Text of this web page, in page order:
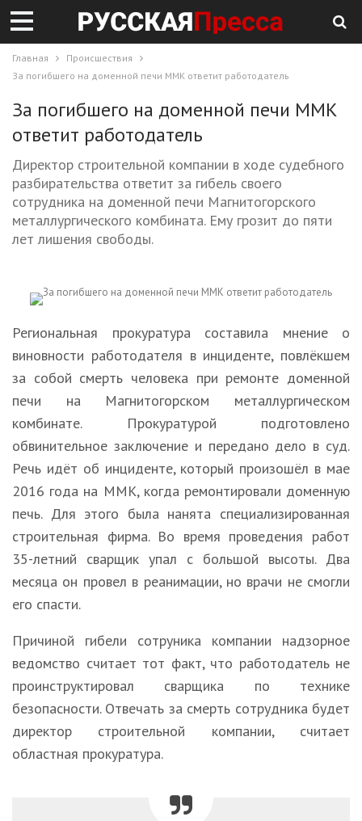
Главная
Происшествия
За погибшего на доменной печи ММК ответит работодатель
За погибшего на доменной печи ММК
ответит работодатель
Директор строительной компании в ходе судебного
разбирательства ответит за гибель своего
сотрудника на доменной печи Магнитогорского
металлургического комбината. Ему грозит до пяти
лет лишения свободы.
Региональная прокуратура составила мнение о
виновности работодателя в инциденте, повлёкшем
за собой смерть человека при ремонте доменной
печи на Магнитогорском металлургическом
комбинате. Прокуратурой подготовлено
обвинительное заключение и передано дело в суд.
Речь идёт об инциденте, который произошёл в мае
2016 года на ММК, когда ремонтировали доменную
печь. Для этого была нанята специализированная
строительная фирма. Во время проведения работ
35-летний сварщик упал с большой высоты. Два
месяца он провел в реанимации, но врачи не смогли
его спасти.
Причиной гибели сотруника компании надзорное
ведомство считает тот факт, что работодатель не
проинструктировал сварщика по технике
безопасности. Отвечать за смерть сотрудника будет
директор строительной компании, считает
областная прокуратура.